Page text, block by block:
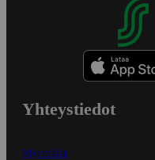
Yhteystiedot
Myymälät